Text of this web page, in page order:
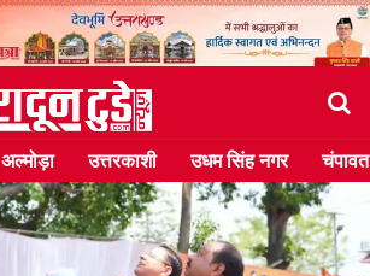
अल्मोड़ा उत्तरकाशी उधम सिंह नगर चंपावत